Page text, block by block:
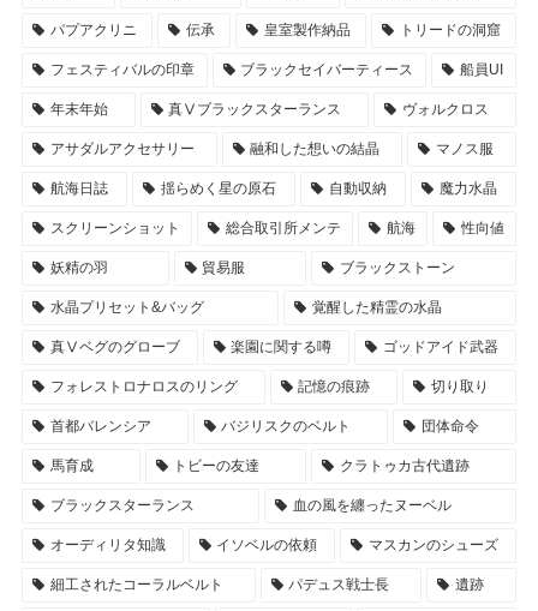
パプアクリニ 伝承 皇室製作納品 トリードの洞窟
フェスティバルの印章 ブラックセイバーティース 船員UI
年末年始 真Ⅴブラックスターランス ヴォルクロス
アサダルアクセサリー 融和した想いの結晶 マノス服
航海日誌 揺らめく星の原石 自動収納 魔力水晶
スクリーンショット 総合取引所メンテ 航海 性向値
妖精の羽 貿易服 ブラックストーン
水晶プリセット&バッグ 覚醒した精霊の水晶
真Ⅴベグのグローブ 楽園に関する噂 ゴッドアイド武器
フォレストロナロスのリング 記憶の痕跡 切り取り
首都バレンシア バジリスクのベルト 団体命令
馬育成 トビーの友達 クラトゥカ古代遺跡
ブラックスターランス 血の風を纏ったヌーベル
オーディリタ知識 イソベルの依頼 マスカンのシューズ
細工されたコーラルベルト パデュス戦士長 遺跡